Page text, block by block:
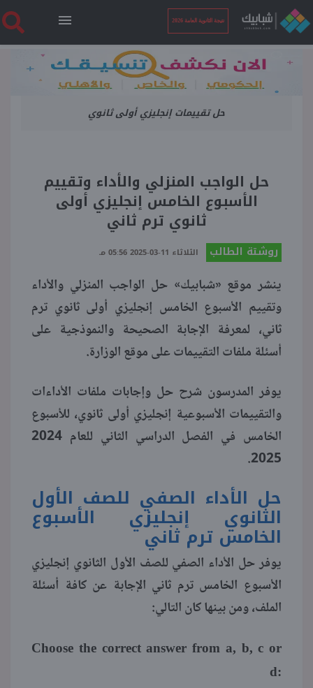
نتيجة الثانوية العامة 2026
الرئيسية
نتيجة الثانوية العامة 2026
فنجان قهوة
بوابة الطلبة
ملفات
منوعات
حل تقييمات إنجليزي أولى ثانوي
حل الواجب المنزلي والأداء وتقييم
الأسبوع الخامس إنجليزي أولى
ثانوي ترم ثاني
روشتة الطالب الثلاثاء 11-03-2025 05:56 مـ
ينشر موقع «شبابيك» حل الواجب المنزلي والأداء
وتقييم الأسبوع الخامس إنجليزي أولى ثانوي ترم
ثاني، لمعرفة الإجابة الصحيحة والنموذجية على
أسئلة ملفات التقييمات على موقع الوزارة.
يوفر المدرسون شرح حل وإجابات ملفات الأداءات
والتقييمات الأسبوعية إنجليزي أولى ثانوي، للأسبوع
الخامس في الفصل الدراسي الثاني للعام 2024
2025.
حل الأداء الصفي للصف الأول
الثانوي إنجليزي الأسبوع
الخامس ترم ثاني
يوفر حل الأداء الصفي للصف الأول الثانوي إنجليزي
الأسبوع الخامس ترم ثاني الإجابة عن كافة أسئلة
الملف، ومن بينها كان التالي:
Choose the correct answer from a, b, c or
d: